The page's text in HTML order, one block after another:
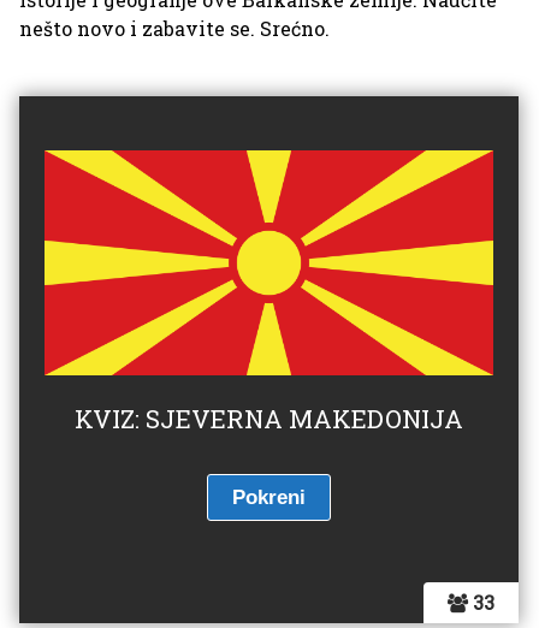
nešto novo i zabavite se. Srećno.
33
KVIZ: SJEVERNA MAKEDONIJA